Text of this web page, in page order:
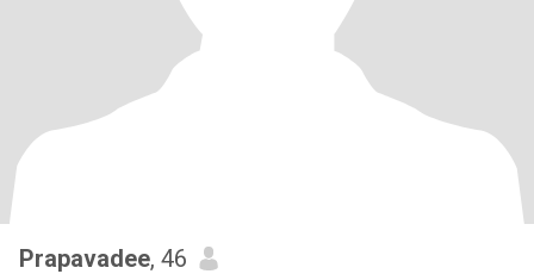
Prapavadee, 46